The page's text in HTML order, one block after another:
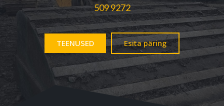
509 9272
TEENUSED Esita päring